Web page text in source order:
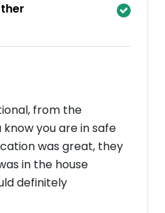
from the
you are in safe
was great, they
in the house
definitely